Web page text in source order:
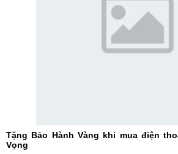
Tặng Bảo Hành Vàng khi mua điện
Vọng